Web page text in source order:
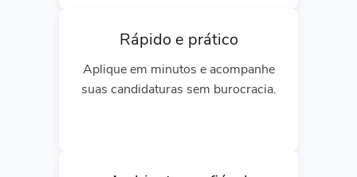
Rápido e prático
Aplique em minutos e acompanhe
suas candidaturas sem burocracia.